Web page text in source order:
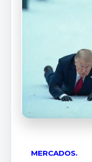
MERCADOS.